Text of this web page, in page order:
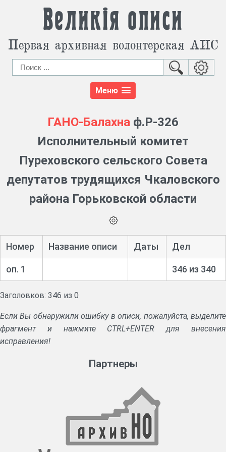
Великія описи
Первая архивная волонтерская АИС
Меню
ГАНО-Балахна ф.Р-326
Исполнительный комитет
Пуреховского сельского Совета
депутатов трудящихся Чкаловского
района Горьковской области
Номер Название описи Даты Дел
оп. 1 346 из 340
Заголовков: 346 из 0
Если Вы обнаружили ошибку в описи, пожалуйста, выделите
фрагмент и нажмите CTRL+ENTER для внесения
исправления!
Партнеры